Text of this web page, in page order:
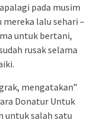
pada musim
lalu sehari –
untuk bertani,
rusak selama
mengatakan”
Donatur Untuk
untuk salah satu